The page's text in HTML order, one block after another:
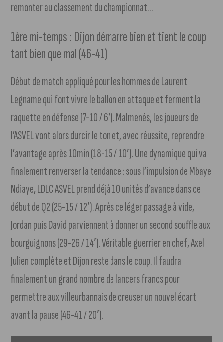
remonter au classement du championnat…
1ère mi-temps : Dijon démarre bien et tient le coup
tant bien que mal (46-41)
Début de match appliqué pour les hommes de Laurent
Legname qui font vivre le ballon en attaque et ferment la
raquette en défense (7-10 / 6′). Malmenés, les joueurs de
l’ASVEL vont alors durcir le ton et, avec réussite, reprendre
l’avantage après 10min (18-15 / 10′). Une dynamique qui va
finalement renverser la tendance : sous l’impulsion de Mbaye
Ndiaye, LDLC ASVEL prend déjà 10 unités d’avance dans ce
début de Q2 (25-15 / 12′). Après ce léger passage à vide,
Jordan puis David parviennent à donner un second souffle aux
bourguignons (29-26 / 14′). Véritable guerrier en chef, Axel
Julien complète et Dijon reste dans le coup. Il faudra
finalement un grand nombre de lancers francs pour
permettre aux villeurbannais de creuser un nouvel écart
avant la pause (46-41 / 20′).